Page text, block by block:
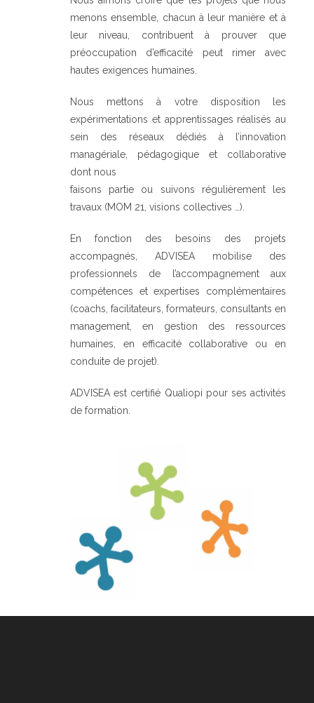
menons ensemble, chacun à leur manière et à
leur niveau, contribuent à prouver que
préoccupation d’efficacité peut rimer avec
hautes exigences humaines.
Nous mettons à votre disposition les
expérimentations et apprentissages réalisés au
sein des réseaux dédiés à l’innovation
managériale, pédagogique et collaborative
dont nous
faisons partie ou suivons régulièrement les
travaux (MOM 21, visions collectives …).
En fonction des besoins des projets
accompagnés, ADVISEA mobilise des
professionnels de l’accompagnement aux
compétences et expertises complémentaires
(coachs, facilitateurs, formateurs, consultants en
management, en gestion des ressources
humaines, en efficacité collaborative ou en
conduite de projet).
ADVISEA est certifié Qualiopi pour ses activités
de formation.